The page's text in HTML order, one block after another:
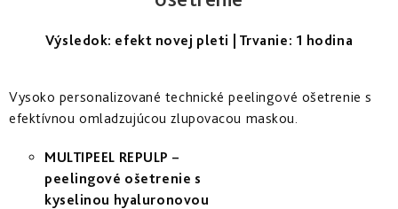
Výsledok: efekt novej pleti | Trvanie: 1 hodina
Vysoko personalizované technické peelingové ošetrenie s
efektívnou omladzujúcou zlupovacou maskou.
MULTIPEEL REPULP –
peelingové ošetrenie s
kyselinou hyaluronovou